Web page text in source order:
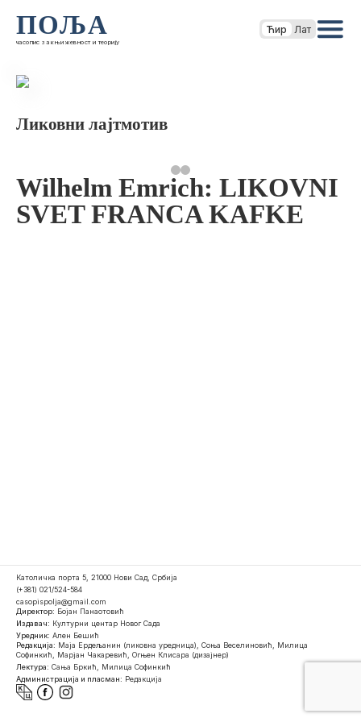
ПОЉА
часопис за књижевност и теорију
Ћир Лат
Ликовни лајтмотив
Wilhelm Emrich: LIKOVNI
SVET FRANCA KAFKE
Католичка порта 5, 21000 Нови Сад, Србија
(+381) 021/524-584
casopispolja@gmail.com
Директор: Бојан Панаотовић
Издавач: Културни центар Новог Сада
Уредник: Ален Бешић
Редакција: Маја Ердељанин (ликовна уредница), Соња Веселиновић, Милица
Софинкић, Марјан Чакаревић, Огњен Клисара (дизајнер)
Лектура: Сања Бркић, Милица Софинкић
Администрација и пласман: Редакција